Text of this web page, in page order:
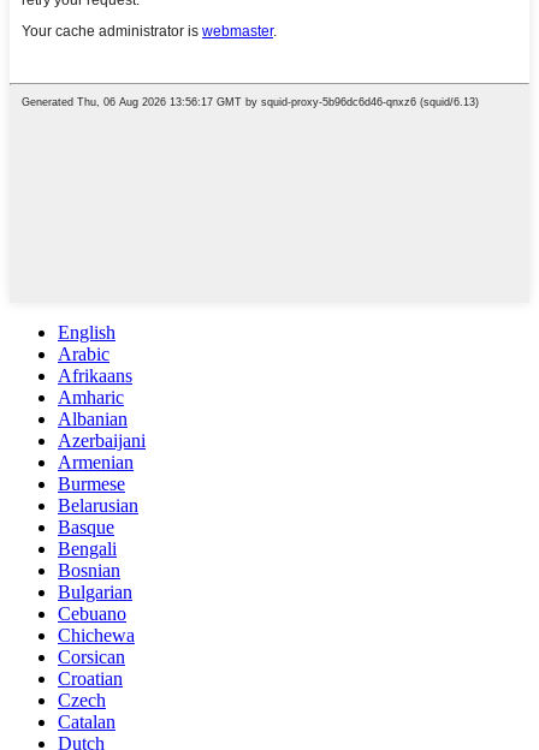
English
Arabic
Afrikaans
Amharic
Albanian
Azerbaijani
Armenian
Burmese
Belarusian
Basque
Bengali
Bosnian
Bulgarian
Cebuano
Chichewa
Corsican
Croatian
Czech
Catalan
Dutch